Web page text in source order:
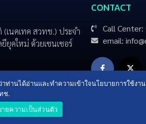
เนคเทค สวทช.) ประจำ
ยุคใหม่ ด้วยเซนเซอร์
CONTACT
Call
email:
Rights Reserved.
ท่านได้อ่านและทำความเข้าใจนโยบายการใช้
ช.
ยความเป็นส่วนตัว